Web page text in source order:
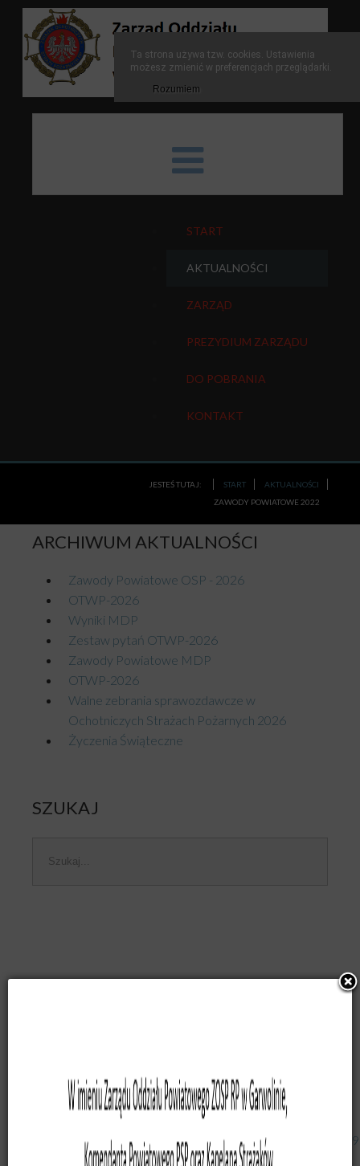
START
AKTUALNOŚCI
ZARZĄD
PREZYDIUM ZARZĄDU
DO POBRANIA
KONTAKT
JESTEŚ TUTAJ: START
AKTUALNOŚCI
ZAWODY POWIATOWE 2022
ARCHIWUM AKTUALNOŚCI
Zawody Powiatowe OSP - 2026
OTWP-2026
Wyniki MDP
Zestaw pytań OTWP-2026
Zawody Powiatowe MDP
OTWP-2026
Walne zebrania sprawozdawcze w
Ochotniczych Strażach Pożarnych 2026
Życzenia Świąteczne
SZUKAJ
Link do zdjęć z zawodów:
https://drive.google.com/drive/folders/
usp=sharing
Ta strona używa tzw. cookies. Ustawienia
możesz zmienić w preferencjach przeglądarki.
Rozumiem